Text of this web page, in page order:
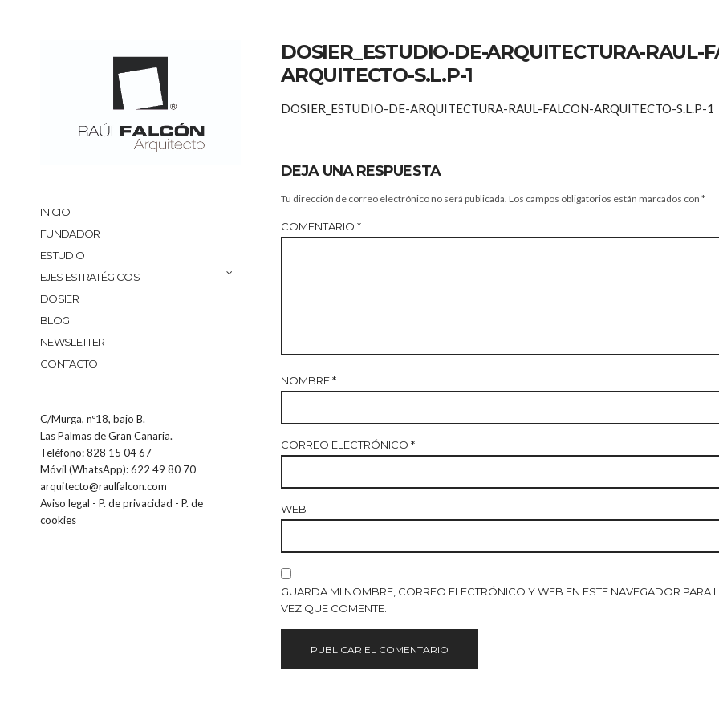
INICIO
FUNDADOR
ESTUDIO
EJES ESTRATÉGICOS
DOSIER
BLOG
NEWSLETTER
CONTACTO
C/Murga, nº18, bajo B.
Las Palmas de Gran Canaria.
Teléfono: 828 15 04 67
Móvil (WhatsApp): 622 49 80 70
arquitecto@raulfalcon.com
Aviso legal - P. de privacidad - P. de
cookies
DOSIER_ESTUDIO-DE-ARQUITECTURA-RAUL-
ARQUITECTO-S.L.P-1
DOSIER_ESTUDIO-DE-ARQUITECTURA-RAUL-FALCON-ARQUITECTO-S.L.P-1
DEJA UNA RESPUESTA
Tu dirección de correo electrónico no será publicada. Los campos obligatorios están marcados con *
COMENTARIO *
NOMBRE*
CORREO ELECTRÓNICO *
WEB
GUARDA MI NOMBRE, CORREO ELECTRÓNICO Y WEB EN ESTE NAVEGADOR PARA
VEZ QUE COMENTE.